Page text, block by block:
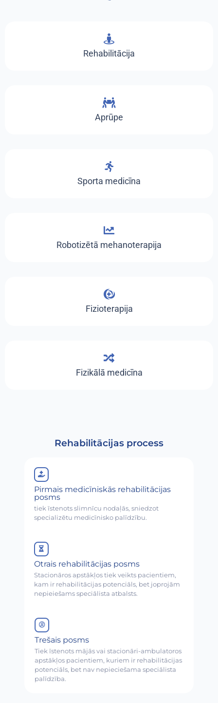
Rehabilitācija
Aprūpe
Sporta medicīna
Robotizētā mehanoterapija
Fizioterapija
Fizikālā medicīna
Rehabilitācijas process
Pirmais medicīniskās rehabilitācijas
posms
tiek īstenots slimnīcu nodaļās, sniedzot
specializētu medicīnisko palīdzību.
Otrais rehabilitācijas posms
Stacionāros apstākļos tiek veikts pacientiem,
kam ir rehabilitācijas potenciāls, bet joprojām
nepieiešams speciālista atbalsts.
Trešais posms
Tiek īstenots mājās vai stacionāri-ambulatoros
apstākļos pacientiem, kuriem ir rehabilitācijas
potenciāls, bet nav nepieciešama speciālista
palīdzība.